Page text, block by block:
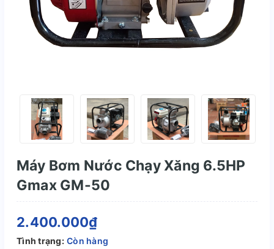
Máy Bơm Nước Chạy Xăng 6.5HP
Gmax GM-50
2.400.000₫
Tình trạng: Còn hàng